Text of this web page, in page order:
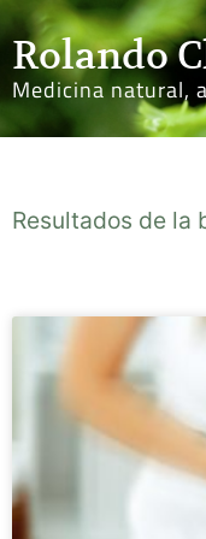
Rolando
Medicina natural,
Resultados de la